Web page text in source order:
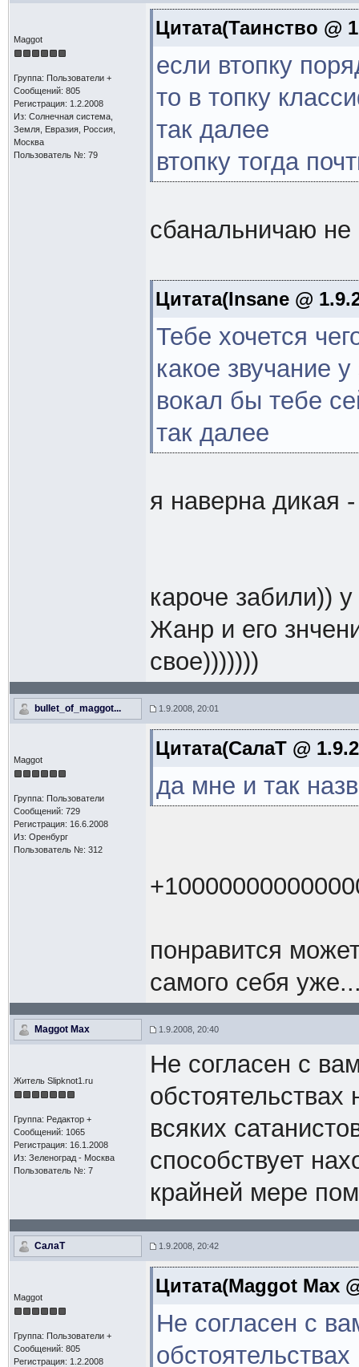
Maggot
Группа: Пользователи +
Сообщений: 805
Регистрация: 1.2.2008
Из: Солнечная система,
Земля, Евразия, Россия,
Москва
Пользователь №: 79
Цитата(Таинство @
если втопку
то в топку
так далее
втопку тогда
сбанальничаю
Цитата(Insane @
Тебе хочется
какое звучание
вокал бы тебе
так далее
я наверна дикая
кароче забили))
Жанр и его
свое)))))))
bullet_of_maggot... 1.9.2008, 20:01
Maggot
Группа: Пользователи
Сообщений: 729
Регистрация: 16.6.2008
Из: Оренбург
Пользователь №: 312
Цитата(СалаТ @
да мне и так
понравится
самого себя
Maggot Max 1.9.2008, 20:40
Житель Slipknot1.ru
Группа: Редактор +
Сообщений: 1065
Регистрация: 16.1.2008
Из: Зеленоград - Москва
Пользователь №: 7
Не согласен с
всяких
способствует
крайней мере
СалаТ 1.9.2008, 20:42
Maggot
Группа: Пользователи +
Сообщений: 805
Регистрация: 1.2.2008
Цитата(Maggot Max
Не согласен с